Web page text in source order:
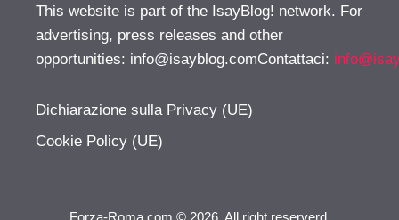
This website is part of the IsayBlog! network. For
advertising, press releases and other
opportunities: info@isayblog.comContattaci:
Dichiarazione sulla Privacy (UE)
Cookie Policy (UE)
Forza-Roma.com © 2026. All right reserverd.